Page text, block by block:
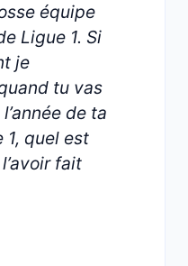
équipe
Ligue 1. Si
je
tu vas
de ta
1, quel est
fait